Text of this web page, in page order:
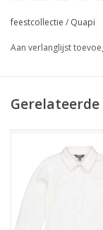
feestcollectie / Quapi
Aan verlanglijst